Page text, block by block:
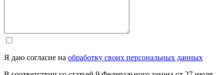
Я даю согласие на обработку своих персональных данных